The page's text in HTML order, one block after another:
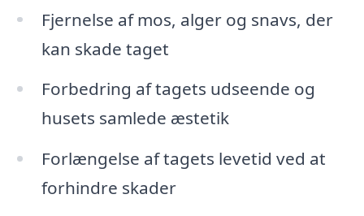
Fjernelse af mos, alger og snavs, der
kan skade taget
Forbedring af tagets udseende og
husets samlede æstetik
Forlængelse af tagets levetid ved at
forhindre skader